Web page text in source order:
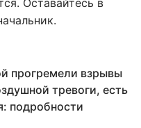
Оставайтесь в
прогремели взрывы
тревоги, есть
подробности